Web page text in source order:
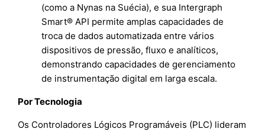
(como a Nynas na Suécia), e sua Intergraph
Smart® API permite amplas capacidades de
troca de dados automatizada entre vários
dispositivos de pressão, fluxo e analíticos,
demonstrando capacidades de gerenciamento
de instrumentação digital em larga escala.
Por Tecnologia
Os Controladores Lógicos Programáveis (PLC) lideram